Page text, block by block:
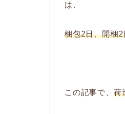
は、
梱包2日、開梱
この記事で、 荷